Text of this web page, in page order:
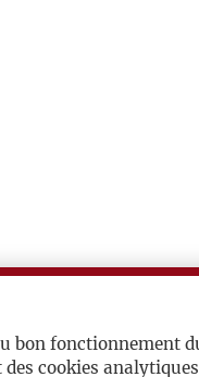
bon fonctionnement
cookies